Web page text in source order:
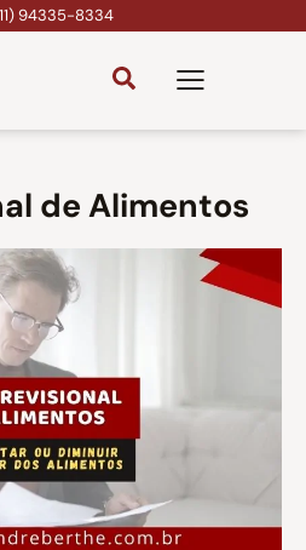
94335-8334
de Alimentos